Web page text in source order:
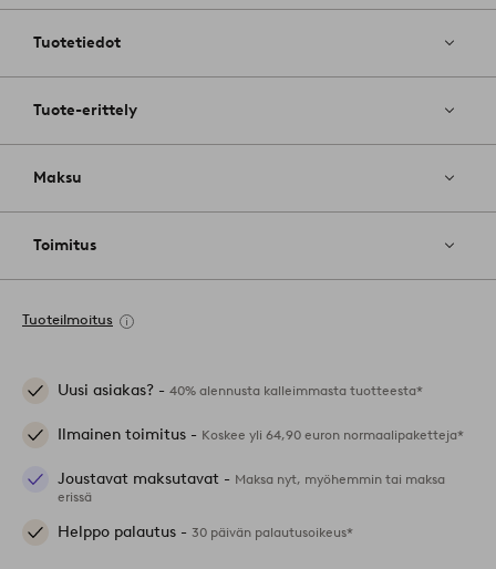
Tuotetiedot
Tuote-erittely
Maksu
Toimitus
Tuoteilmoitus
Uusi asiakas? - 40% alennusta kalleimmasta tuotteesta*
Ilmainen toimitus - Koskee yli 64,90 euron normaalipaketteja*
Joustavat maksutavat - Maksa nyt, myöhemmin tai maksa
erissä
Helppo palautus - 30 päivän palautusoikeus*